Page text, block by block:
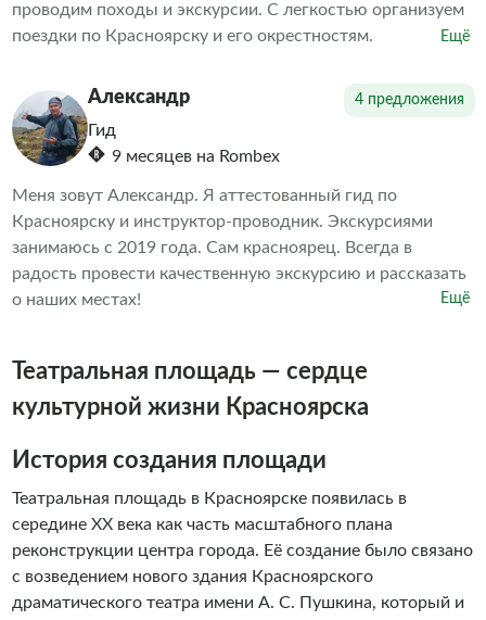
проводим походы и экскурсии. С легкостью организуем
поездки по Красноярску и его окрестностям.
Ещё
Александр 4 предложения
Гид
9 месяцев на Rombex
Меня зовут Александр. Я аттестованный гид по
Красноярску и инструктор-проводник. Экскурсиями
занимаюсь с 2019 года. Сам красноярец. Всегда в
радость провести качественную экскурсию и рассказать
о наших местах!
Ещё
Театральная площадь — сердце
культурной жизни Красноярска
История создания площади
Театральная площадь в Красноярске появилась в
середине XX века как часть масштабного плана
реконструкции центра города. Её создание было связано
с возведением нового здания Красноярского
драматического театра имени А. С. Пушкина, который и